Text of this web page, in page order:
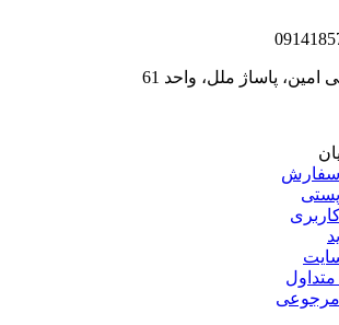
امین، پاساژ ملل، واحد 61
سفارش